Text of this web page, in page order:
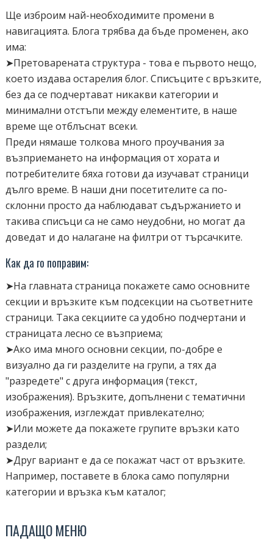
Ще изброим най-необходимите промени в
навигацията. Блога трябва да бъде променен, ако
има:
➤Претоварената структура - това е първото нещо,
което издава остарелия блог. Списъците с връзките,
без да се подчертават никакви категории и
минимални отстъпи между елементите, в наше
време ще отблъснат всеки.
Преди нямаше толкова много проучвания за
възприемането на информация от хората и
потребителите бяха готови да изучават страници
дълго време. В наши дни посетителите са по-
склонни просто да наблюдават съдържанието и
такива списъци са не само неудобни, но могат да
доведат и до налагане на филтри от търсачките.
Как да го поправим:
➤На главната страница покажете само основните
секции и връзките към подсекции на съответните
страници. Така секциите са удобно подчертани и
страницата лесно се възприема;
➤Ако има много основни секции, по-добре е
визуално да ги разделите на групи, а тях да
"разредете" с друга информация (текст,
изображения). Връзките, допълнени с тематични
изображения, изглеждат привлекателно;
➤Или можете да покажете групите връзки като
раздели;
➤Друг вариант е да се покажат част от връзките.
Например, поставете в блока само популярни
категории и връзка към каталог;
ПАДАЩО МЕНЮ